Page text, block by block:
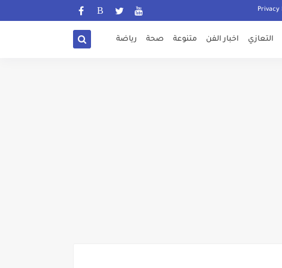
التعازي اخبار الفن متنوعة صحة رياضة